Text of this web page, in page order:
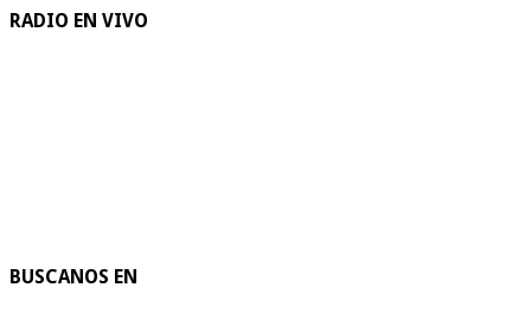
RADIO EN VIVO
BUSCANOS EN